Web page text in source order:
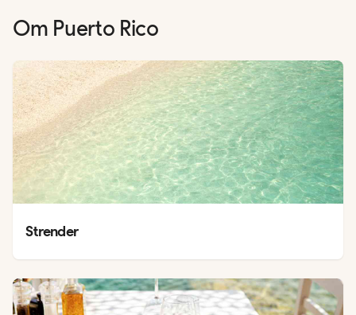
Om Puerto Rico
Strender